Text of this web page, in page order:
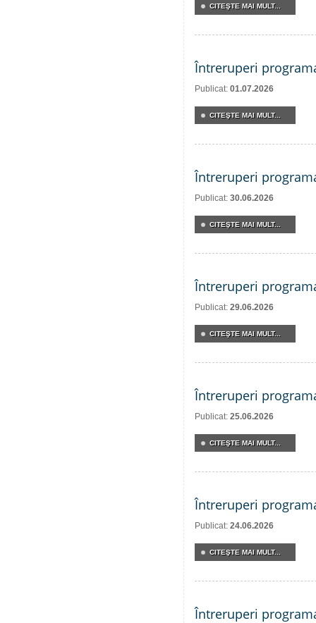
CITEŞTE MAI MULT...
Întreruperi
Publicat: 01.07.2026
CITEŞTE MAI MULT...
Întreruperi
Publicat: 30.06.2026
CITEŞTE MAI MULT...
Întreruperi
Publicat: 29.06.2026
CITEŞTE MAI MULT...
Întreruperi
Publicat: 25.06.2026
CITEŞTE MAI MULT...
Întreruperi
Publicat: 24.06.2026
CITEŞTE MAI MULT...
Întreruperi